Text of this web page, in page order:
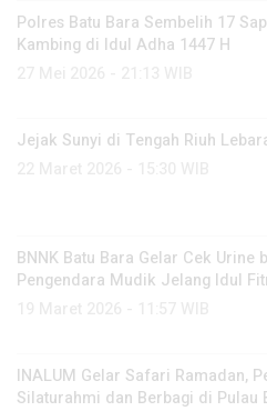
Polres Batu Bara Sembelih 17
Kambing di Idul Adha 1447 H
Jejak Sunyi di Tengah Riuh
BNNK Batu Bara Gelar Cek Urine
Pengendara Mudik Jelang Idul
INALUM Gelar Safari Ramadan,
Silaturahmi dan Berbagi di Pulau